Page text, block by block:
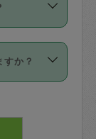
に際
えて
契約
セル
るこ
さんを
ジさ
の同意
スカ
関係が
か？
に入